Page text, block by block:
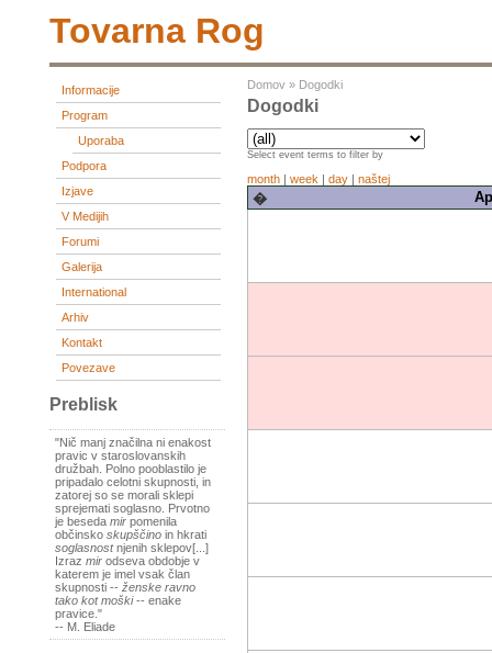
Tovarna Rog
Informacije
Program
Uporaba
Podpora
Izjave
V Medijih
Forumi
Galerija
International
Arhiv
Kontakt
Povezave
Preblisk
"Nič manj značilna ni enakost
pravic v staroslovanskih
družbah. Polno pooblastilo je
pripadalo celotni skupnosti, in
zatorej so se morali sklepi
sprejemati soglasno. Prvotno
je beseda mir pomenila
občinsko skupščino in hkrati
soglasnostnjenih sklepov[...]
Izraz mir odseva obdobje v
katerem je imel vsak član
skupnosti -- ženske ravno
tako kot moški-- enake
pravice."
-- M. Eliade
Domov » Dogodki
Dogodki
Select event terms to filter by
month | week | day | naštej
�